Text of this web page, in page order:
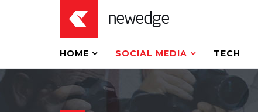
HOME SOCIAL MEDIA TECH